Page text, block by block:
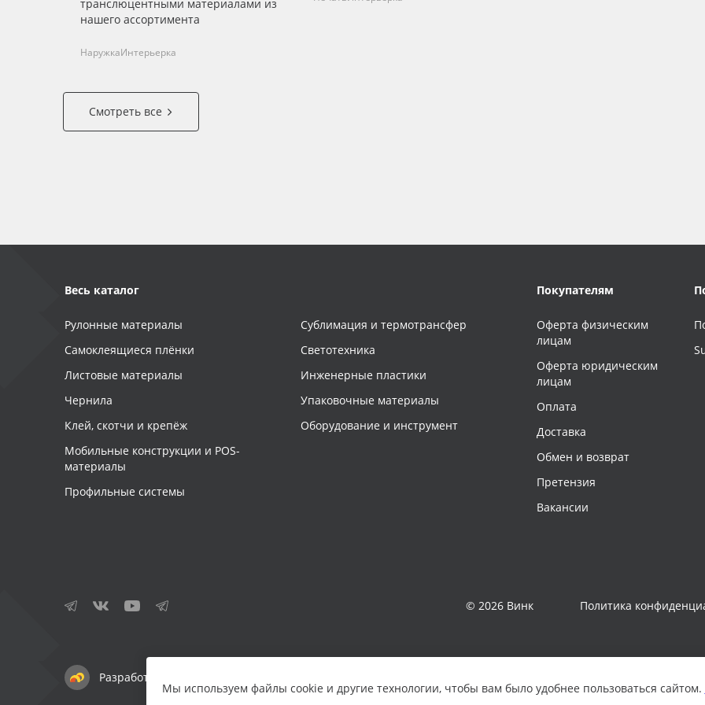
транслюцентными материалами из
нашего ассортимента
НаружкаИнтерьерка
Смотреть все
Весь каталог
Рулонные материалы
Самоклеящиеся плёнки
Листовые материалы
Чернила
Клей, скотчи и крепёж
Мобильные конструкции и POS-
материалы
Профильные системы
Сублимация и термотрансфер
Светотехника
Инженерные пластики
Упаковочные материалы
Оборудование и инструмент
Покупателям
Оферта физическим
лицам
Оферта юридическим
лицам
Оплата
Доставка
Обмен и возврат
Претензия
Вакансии
© 2026 Винк Политика
Разработка сайта — студия «Сибирикс»
Мы используем файлы cookie и другие технологии, чтобы вам было удобнее пользоваться сайтом.